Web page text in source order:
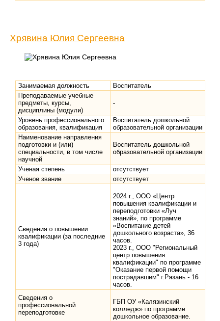
Хрявина Юлия Сергеевна
Занимаемая должность
Воспитатель
Преподаваемые учебные
предметы, курсы,
дисциплины (модули)
-
Уровень профессионального
образования, квалификация
Воспитатель дошкольной
образовательной организации
Наименование направления
подготовки и (или)
специальности, в том числе
научной
Воспитатель дошкольной
образовательной организации
Ученая степень
отсутствует
Ученое звание
отсутствует
Сведения о повышении
квалификации (за последние
3 года)
2024 г., ООО «Центр
повышения квалификации и
переподготовки «Луч
знаний», по программе
«Воспитание детей
дошкольного возраста», 36
часов.
2023 г., ООО "Региональный
центр повышения
квалификации" по программе
"Оказание первой помощи
пострадавшим" г.Рязань - 16
часов.
Сведения о
профессиональной
переподготовке
ГБП ОУ «Калязинский
колледж» по программе
дошкольное образование.